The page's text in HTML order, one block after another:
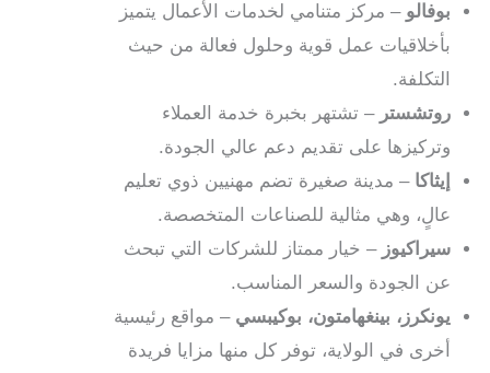
بوفالو – مركز متنامي لخدمات الأعمال يتميز
بأخلاقيات عمل قوية وحلول فعالة من حيث
التكلفة.
روتشستر – تشتهر بخبرة خدمة العملاء
وتركيزها على تقديم دعم عالي الجودة.
إيثاكا – مدينة صغيرة تضم مهنيين ذوي تعليم
عالٍ، وهي مثالية للصناعات المتخصصة.
سيراكيوز – خيار ممتاز للشركات التي تبحث
عن الجودة والسعر المناسب.
يونكرز، بينغهامتون، بوكيبسي – مواقع رئيسية
أخرى في الولاية، توفر كل منها مزايا فريدة